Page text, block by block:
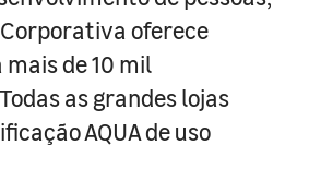
oferece
de 10 mil
as grandes lojas
AQUA de uso